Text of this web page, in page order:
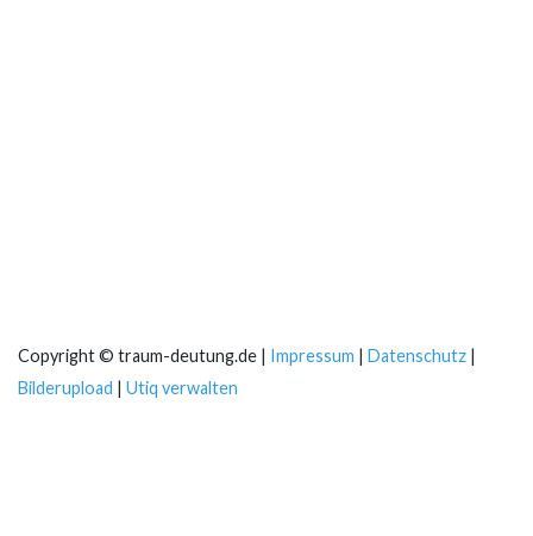
Copyright © traum-deutung.de | Impressum | Datenschutz |
Bilderupload | Utiq verwalten